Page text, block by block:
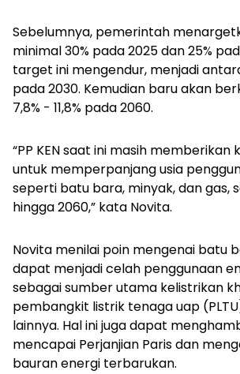
Sebelumnya, pemerintah
minimal 30% pada 2025 dan 25%
target ini mengendur, menjadi antara
pada 2030. Kemudian baru akan
7,8% - 11,8% pada 2060.
“PP KEN saat ini masih memberikan
untuk memperpanjang usia
seperti batu bara, minyak, dan gas,
hingga 2060,” kata Novita.
Novita menilai poin mengenai batu
dapat menjadi celah penggunaan
sebagai sumber utama kelistrikan
pembangkit listrik tenaga uap
lainnya. Hal ini juga dapat
mencapai Perjanjian Paris dan
bauran energi terbarukan.